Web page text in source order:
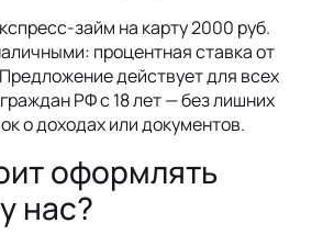
займ на карту 2000 руб.
процентная ставка от
действует для всех
РФ с 18 лет — без лишних
о доходах или документов.
оформлять
нас?